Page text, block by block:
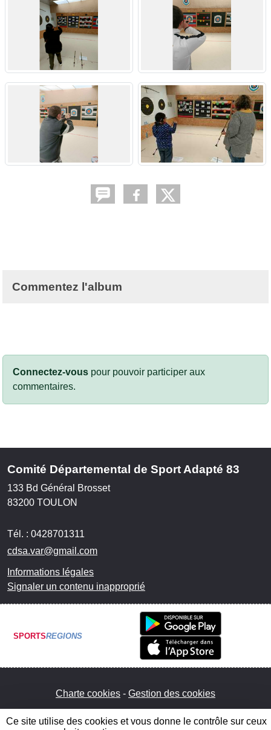
Commentez l'album
Connectez-vous pour pouvoir participer aux
commentaires.
Comité Départemental de Sport Adapté 83
133 Bd Général Brosset
83200 TOULON
Tél. : 0428701311
cdsa.var@gmail.com
Informations légales
Signaler un contenu inapproprié
SPORTSREGIONS
Charte cookies Gestion des cookies
Ce site utilise des cookies et vous donne le contrôle sur ceux